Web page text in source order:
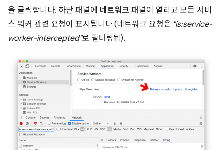
을 클릭합니다. 하단 패널에 네트워크 패널이 열리고 모든 서비
스 워커 관련 요청이 표시됩니다 (네트워크 요청은 "is:service-
worker-intercepted"로 필터링됨).